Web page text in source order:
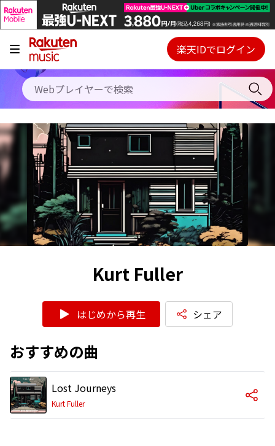
キャンペーン
料金プラン
使い方
初回30日間無料お試し
Webプレイヤー
ご契約内容の確認・変更
楽天IDでログイン
Kurt Fuller
はじめから再生 シェア
おすすめの曲
Lost Journeys
Kurt Fuller